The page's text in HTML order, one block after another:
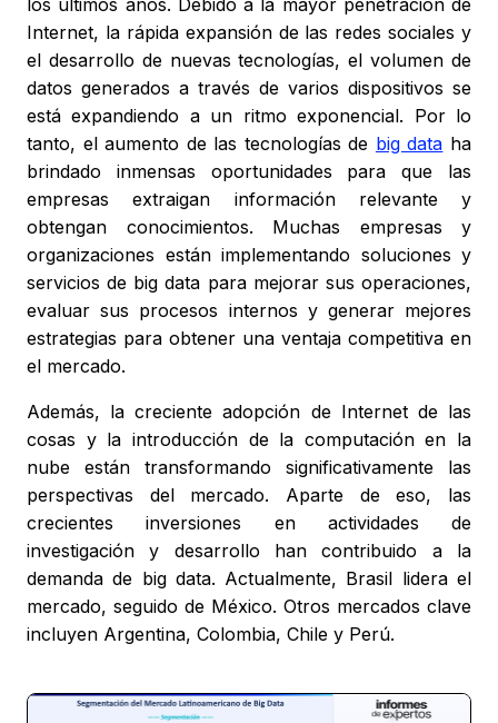
Internet, la rápida expansión de las redes sociales y
el desarrollo de nuevas tecnologías, el volumen de
datos generados a través de varios dispositivos se
está expandiendo a un ritmo exponencial. Por lo
tanto, el aumento de las tecnologías de big data ha
brindado inmensas oportunidades para que las
empresas extraigan información relevante y
obtengan conocimientos. Muchas empresas y
organizaciones están implementando soluciones y
servicios de big data para mejorar sus operaciones,
evaluar sus procesos internos y generar mejores
estrategias para obtener una ventaja competitiva en
el mercado.
Además, la creciente adopción de Internet de las
cosas y la introducción de la computación en la
nube están transformando significativamente las
perspectivas del mercado. Aparte de eso, las
crecientes inversiones en actividades de
investigación y desarrollo han contribuido a la
demanda de big data. Actualmente, Brasil lidera el
mercado, seguido de México. Otros mercados clave
incluyen Argentina, Colombia, Chile y Perú.